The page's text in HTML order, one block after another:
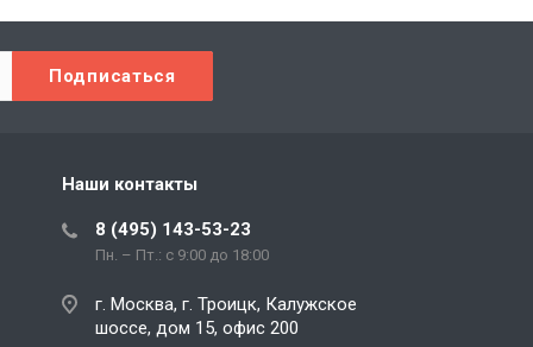
Наши контакты
8 (495) 143-53-23
Пн. – Пт.: с 9:00 до 18:00
г. Москва, г. Троицк, Калужское
шоссе, дом 15, офис 200